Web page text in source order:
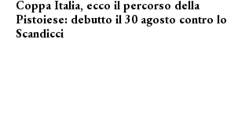
Coppa Italia, ecco il percorso della
Pistoiese: debutto il 30 agosto contro lo
Scandicci